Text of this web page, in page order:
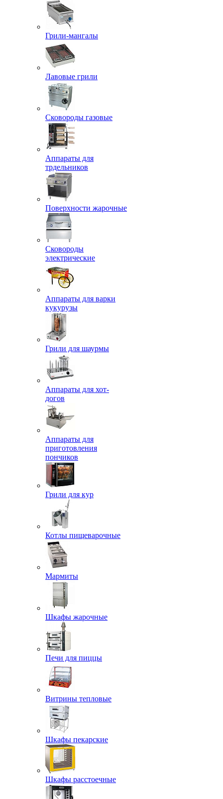
Грили-мангалы
Лавовые грили
Сковороды газовые
Аппараты для
трдельников
Поверхности жарочные
Сковороды
электрические
Аппараты для варки
кукурузы
Грили для шаурмы
Аппараты для хот-
догов
Аппараты для
приготовления
пончиков
Грили для кур
Котлы пищеварочные
Мармиты
Шкафы жарочные
Печи для пиццы
Витрины тепловые
Шкафы пекарские
Шкафы расстоечные